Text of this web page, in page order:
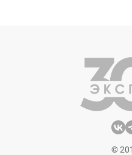
очень важно
предметом
©